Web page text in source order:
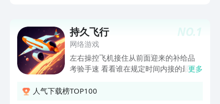
拟飞行体验。
NO.1
持久飞行
网络游戏
左右操控飞机接住从前面迎来的补给品
考验手速 看看谁在规定时间内接的最多
更多
人气下载榜TOP100